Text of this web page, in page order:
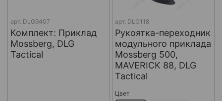
арт. DLG9407
Комплект: Приклад
Mossberg, DLG
Tactical
арт. DLG118
Рукоятка-переходник
модульного приклада
Mossberg 500,
MAVERICK 88, DLG
Tactical
Цвет